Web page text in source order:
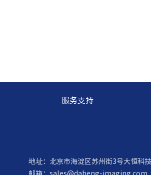
服务支持
地址：北京市海淀区苏州街3号大恒科